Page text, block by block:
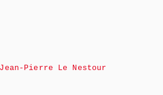
Pierre Le Nestour